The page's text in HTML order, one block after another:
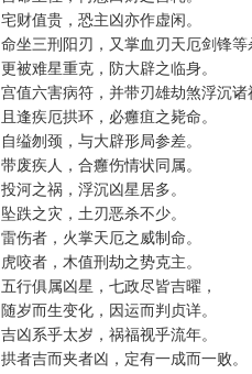
宅财值贵，恐主凶亦作虚闲。
命坐三刑阳刃，又掌血刃天厄剑锋等
更被难星重克，防大辟之临身。
宫值六害病符，并带刃雄劫煞浮沉诸
且逢疾厄拱环，必癰疽之毙命。
自缢刎颈，与大辟形局参差。
带废疾人，合癰伤情状同属。
投河之祸，浮沉凶星居多。
坠跌之灾，土刃恶杀不少。
雷伤者，火掌天厄之威制命。
虎咬者，木值刑劫之势克主。
五行俱属凶星，七政尽皆吉曜，
随岁而生变化，因运而判贞详。
吉凶系乎太岁，祸福视乎流年。
拱者吉而夹者凶，定有一成而一败。